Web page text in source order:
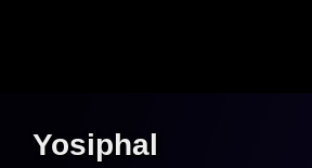
Yosiphal